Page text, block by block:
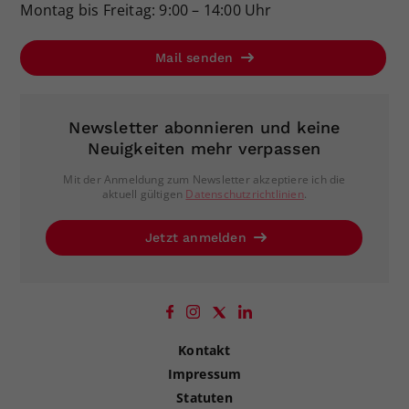
Montag bis Freitag: 9:00 – 14:00 Uhr
Mail senden
Newsletter abonnieren und keine
Neuigkeiten mehr verpassen
Mit der Anmeldung zum Newsletter akzeptiere ich die
aktuell gültigen Datenschutzrichtlinien.
Jetzt anmelden
Kontakt
Impressum
Statuten